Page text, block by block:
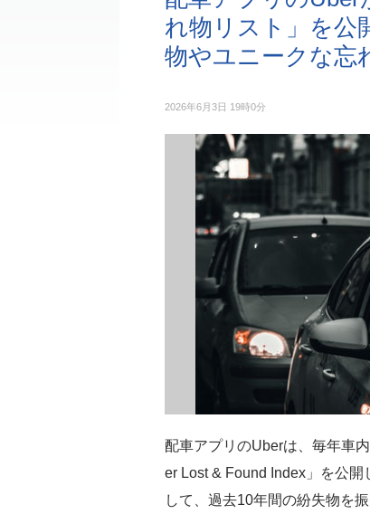
れ物リスト」を公
物やユニークな忘
2026年6月3日 19時0分
配車アプリのUberは、毎年車
er Lost & Found Index」を公
して、過去10年間の紛失物を